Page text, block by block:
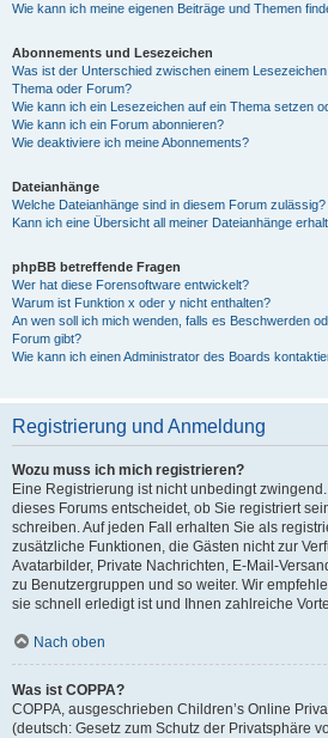
Wie kann ich meine eigenen Beiträge und Themen
Abonnements und Lesezeichen
Was ist der Unterschied zwischen einem
Thema oder Forum?
Wie kann ich ein Lesezeichen auf ein Thema setzen
Wie kann ich ein Forum abonnieren?
Wie deaktiviere ich meine Abonnements?
Dateianhänge
Welche Dateianhänge sind in diesem Forum zulässig?
Kann ich eine Übersicht all meiner Dateianhänge
phpBB betreffende Fragen
Wer hat diese Forensoftware entwickelt?
Warum ist Funktion x oder y nicht enthalten?
An wen soll ich mich wenden, falls es Beschwerden
Forum gibt?
Wie kann ich einen Administrator des Boards
Registrierung und Anmeldung
Wozu muss ich mich registrieren?
Eine Registrierung ist nicht unbedingt
dieses Forums entscheidet, ob Sie registriert
schreiben. Auf jeden Fall erhalten Sie als
zusätzliche Funktionen, die Gästen nicht zur
Avatarbilder, Private Nachrichten, E-Mail-
zu Benutzergruppen und so weiter. Wir
sie schnell erledigt ist und Ihnen zahlreiche
Nach oben
Was ist COPPA?
COPPA, ausgeschrieben Children’s Online
(deutsch: Gesetz zum Schutz der Privatsphäre